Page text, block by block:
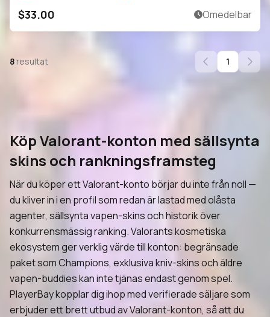
$33.00 Omedelbar
8 resultat 1
Köp Valorant-konton med sällsynta
skins och rankningsframsteg
När du köper ett Valorant-konto börjar du inte från noll —
du kliver in i en profil som redan är lastad med olåsta
agenter, sällsynta vapen-skins och historik över
konkurrensmässig ranking. Valorants kosmetiska
ekosystem ger verklig värde till konton: begränsade
paket som Champions, exklusiva kniv-skins och äldre
vapen-buddies kan inte tjänas endast genom spel.
PlayerBay kopplar dig ihop med verifierade säljare som
erbjuder ett brett utbud av Valorant-konton, så att du